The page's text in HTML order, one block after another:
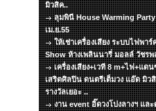
มิวสิค..
ลุมพินี House Warming
เม.ย.55
ให้เช่าเครื่องเสียง ระบบไฟพา
Show ห้างเพลินนารี่ มอลล์ วัชรพ
เครื่องเสียง+เวที 8 m+ไฟ+แ
เสริตศิลปิน ดนตรีเต็มวง แอ๊ด มิว
รางวัลเยอะ ..
งาน event อิ๊ดวงโปงลางฯ แล